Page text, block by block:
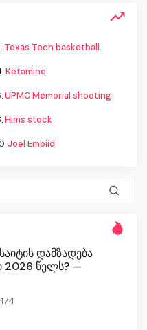
Texas Tech basketball
Ketamine
UPMC Memorial shooting
Hims stock
Joel Embiid
დამზადება
2026 წელს? —